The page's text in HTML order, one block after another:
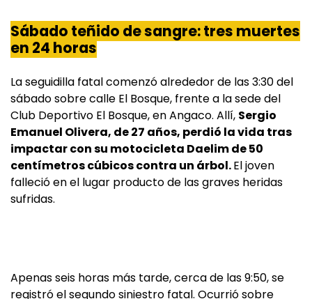
Sábado teñido de sangre: tres muertes
en 24 horas
La seguidilla fatal comenzó alrededor de las 3:30 del
sábado sobre calle El Bosque, frente a la sede del
Club Deportivo El Bosque, en Angaco. Allí, Sergio
Emanuel Olivera, de 27 años, perdió la vida tras
impactar con su motocicleta Daelim de 50
centímetros cúbicos contra un árbol.El joven
falleció en el lugar producto de las graves heridas
sufridas.
Apenas seis horas más tarde, cerca de las 9:50, se
registró el segundo siniestro fatal. Ocurrió sobre